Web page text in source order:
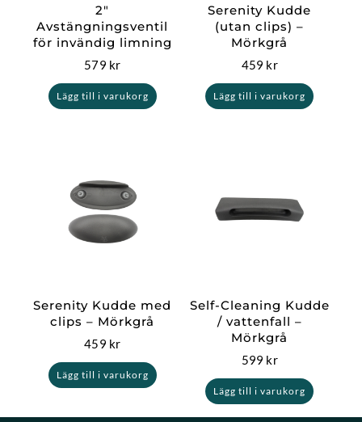
2″
Avstängningsventil
för invändig limning
579 kr
Lägg till i varukorg
Serenity Kudde
(utan clips) –
Mörkgrå
459 kr
Lägg till i varukorg
Serenity Kudde med
clips – Mörkgrå
459 kr
Lägg till i varukorg
Self-Cleaning Kudde
/ vattenfall –
Mörkgrå
599 kr
Lägg till i varukorg